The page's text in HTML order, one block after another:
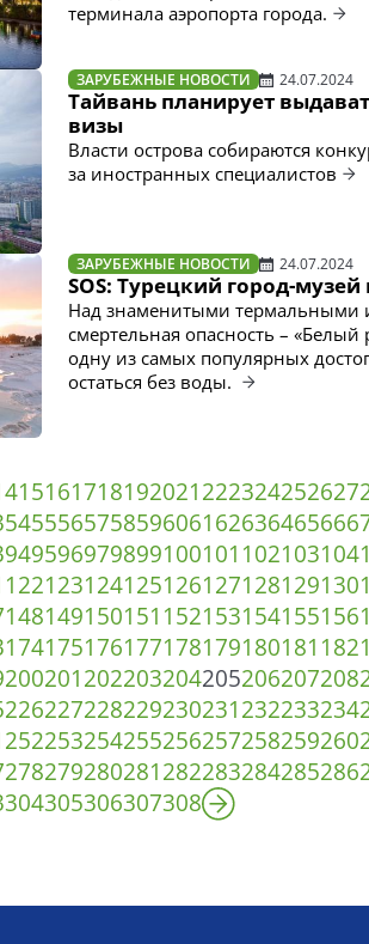
терминала аэропорта города.
ЗАРУБЕЖНЫЕ НОВОСТИ 24.07.2024
Тайвань планирует
визы
Власти острова собираются
за иностранных специалистов
ЗАРУБЕЖНЫЕ НОВОСТИ 24.07.2024
SOS: Турецкий город-
Над знаменитыми термальными
смертельная опасность –
одну из самых популярных
остаться без воды.
15161718192021222324252627
54555657585960616263646566
949596979899100101 102103104
122123124125126127128129130
148149150151 152153154155156
174175176177178179180181 182
200201202203204205206207208
226227228229230231232233234
252253254255256257258259260
278279280281282283284285286
304305306307308